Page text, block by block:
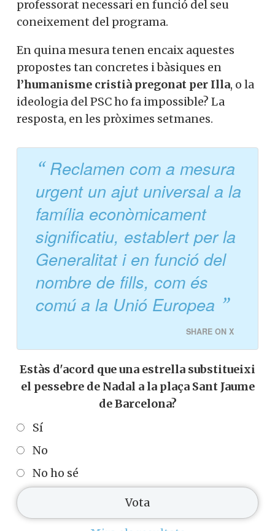
substitutori, que s’estableixi el programa
d’una assignatura de cultura religiosa
general per a tots els alumnes que no
cursin la classe de religió confessional, i
que s’habiliti el professorat necessari en
funció del seu coneixement del programa.
En quina mesura tenen encaix aquestes
la ideologia del PSC ho fa impossible? La
resposta, en les pròximes setmanes.
Reclamen com a mesura
urgent un ajut universal a
la família econòmicament
significatiu, establert per la
Generalitat i en funció del
nombre de fills, com és
comú a la Unió Europea
substitueixi el pessebre de Nadal a la
plaça Sant Jaume de Barcelona?
No
ser un
membre actiu de la nostra
comunitat.
Si, vull col·laborar activament
No, però vull rebre el butlletí